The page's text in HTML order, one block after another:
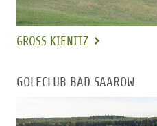
GROSS KIENITZ
GOLFCLUB BAD SAAROW